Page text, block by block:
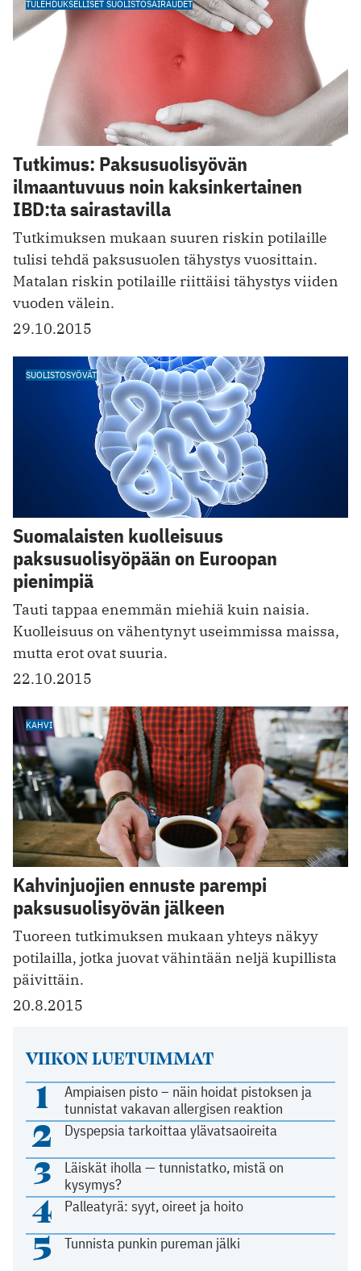
TULEHDUKSELLISET SUOLISTOSAIRAUDET
Tutkimus: Paksusuolisyövän
ilmaantuvuus noin kaksinkertainen
IBD:ta sairastavilla
Tutkimuksen mukaan suuren riskin potilaille
tulisi tehdä paksusuolen tähystys vuosittain.
Matalan riskin potilaille riittäisi tähystys viiden
vuoden välein.
29.10.2015
SUOLISTOSYÖVÄT
Suomalaisten kuolleisuus
paksusuolisyöpään on Euroopan
pienimpiä
Tauti tappaa enemmän miehiä kuin naisia.
Kuolleisuus on vähentynyt useimmissa maissa,
mutta erot ovat suuria.
22.10.2015
KAHVI
Kahvinjuojien ennuste parempi
paksusuolisyövän jälkeen
Tuoreen tutkimuksen mukaan yhteys näkyy
potilailla, jotka juovat vähintään neljä kupillista
päivittäin.
20.8.2015
VIIKON LUETUIMMAT
1
Ampiaisen pisto – näin hoidat pistoksen ja
tunnistat vakavan allergisen reaktion
2 Dyspepsia tarkoittaa ylävatsaoireita
3
Läiskät iholla — tunnistatko, mistä on
kysymys?
4 Palleatyrä: syyt, oireet ja hoito
5 Tunnista punkin pureman jälki